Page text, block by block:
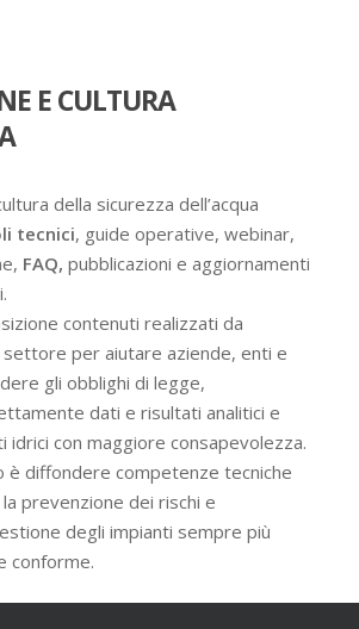
E CULTURA
della sicurezza dell’acqua
tecnici, guide operative, webinar,
FAQ, pubblicazioni e aggiornamenti
contenuti realizzati da
per aiutare aziende, enti e
gli obblighi di legge,
dati e risultati analitici e
idrici con maggiore consapevolezza.
diffondere competenze tecniche
prevenzione dei rischi e
degli impianti sempre più
conforme.